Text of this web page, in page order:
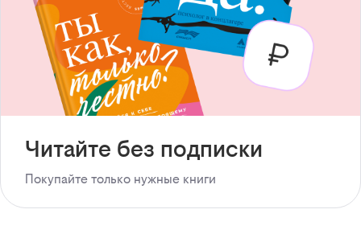
Читайте без подписки
Покупайте только нужные книги